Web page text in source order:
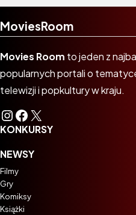
MoviesRoom
Movies Room to jeden z
popularnych portali o
telewizji i popkultury w kraju.
Instagram
Facebook
X
KONKURSY
NEWSY
Filmy
Gry
Komiksy
Książki